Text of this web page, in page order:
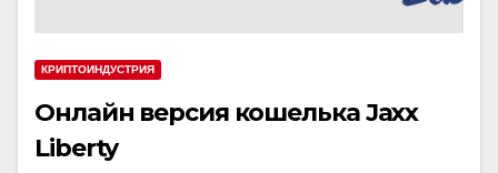
КРИПТОИНДУСТРИЯ
Онлайн версия кошелька Jaxx
Liberty